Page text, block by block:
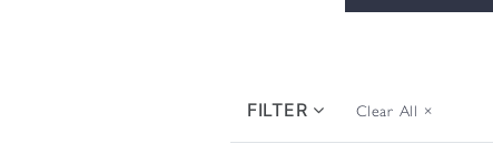
FILTER Clear All ×